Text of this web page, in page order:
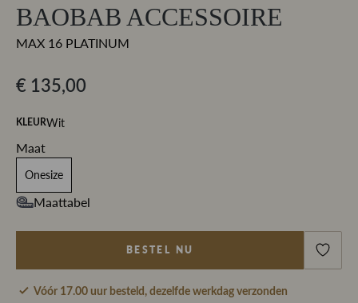
BAOBAB ACCESSOIRE
MAX 16 PLATINUM
€ 135,00
KLEURWit
Maat
Onesize
Maattabel
BESTEL NU
Vóór 17.00 uur besteld, dezelfde werkdag verzonden